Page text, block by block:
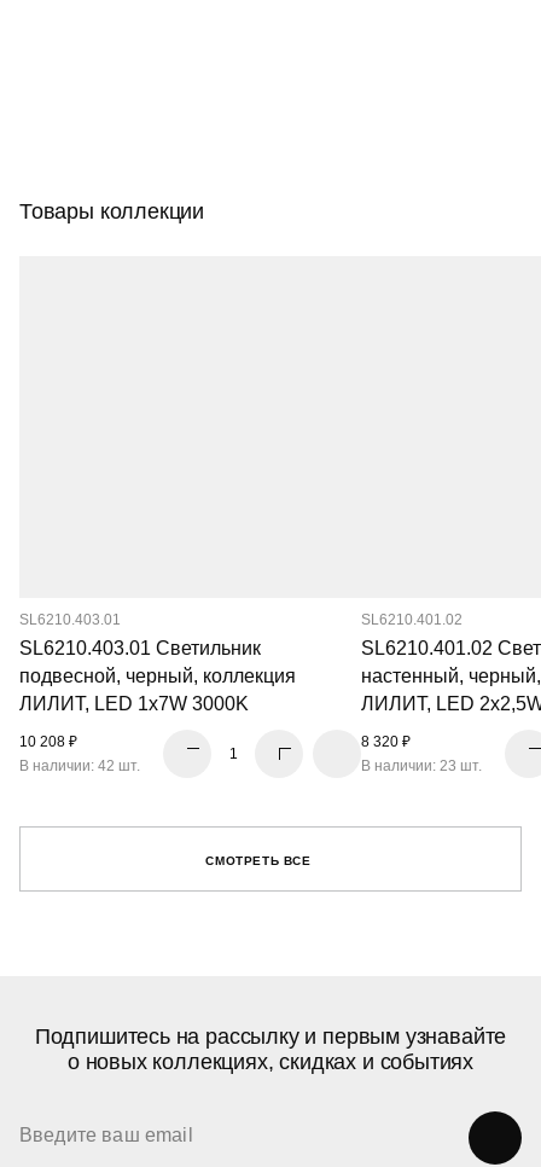
Товары коллекции
SL6210.403.01
SL6210.403.01 Светильник
подвесной, черный, коллекция
ЛИЛИТ, LED 1x7W 3000K
10 208 ₽
В наличии: 42 шт.
SL6210.401.02
SL6210.401.02
настенный,
ЛИЛИТ, LED
8 320 ₽
В наличии: 23 шт.
СМОТРЕТЬ ВСЕ
Подпишитесь на рассылку и первым узнавайте
о новых коллекциях, скидках и событиях